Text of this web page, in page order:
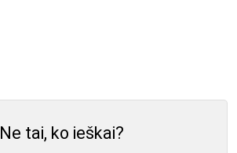
Ne tai, ko ieškai?